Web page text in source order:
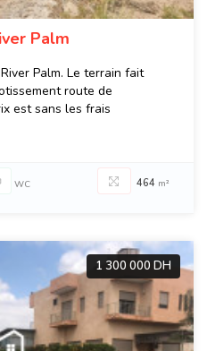
Palm
Palm. Le terrain fait
route de
est sans les frais
WC 464 m²
1 300 000 DH